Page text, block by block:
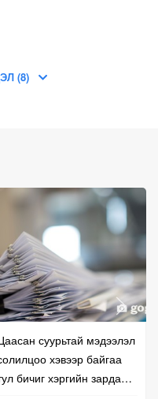
(8)
суурьтай мэдээлэл
хэвээр байгаа
бичиг хэргийн зардал